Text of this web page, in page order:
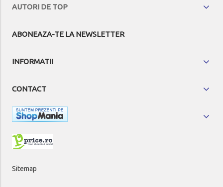
AUTORI DE TOP
ABONEAZA-TE LA NEWSLETTER
INFORMATII
CONTACT
Sitemap